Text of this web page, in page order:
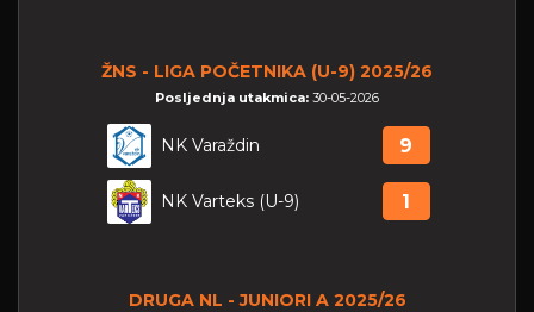
ŽNS - LIGA POČETNIKA (U-9) 2025/26
Posljednja utakmica: 30-05-2026
NK Varaždin 9
NK Varteks (U-9) 1
DRUGA NL - JUNIORI A 2025/26